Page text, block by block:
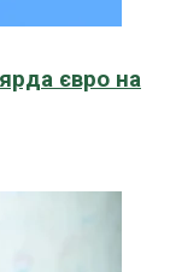
євро на